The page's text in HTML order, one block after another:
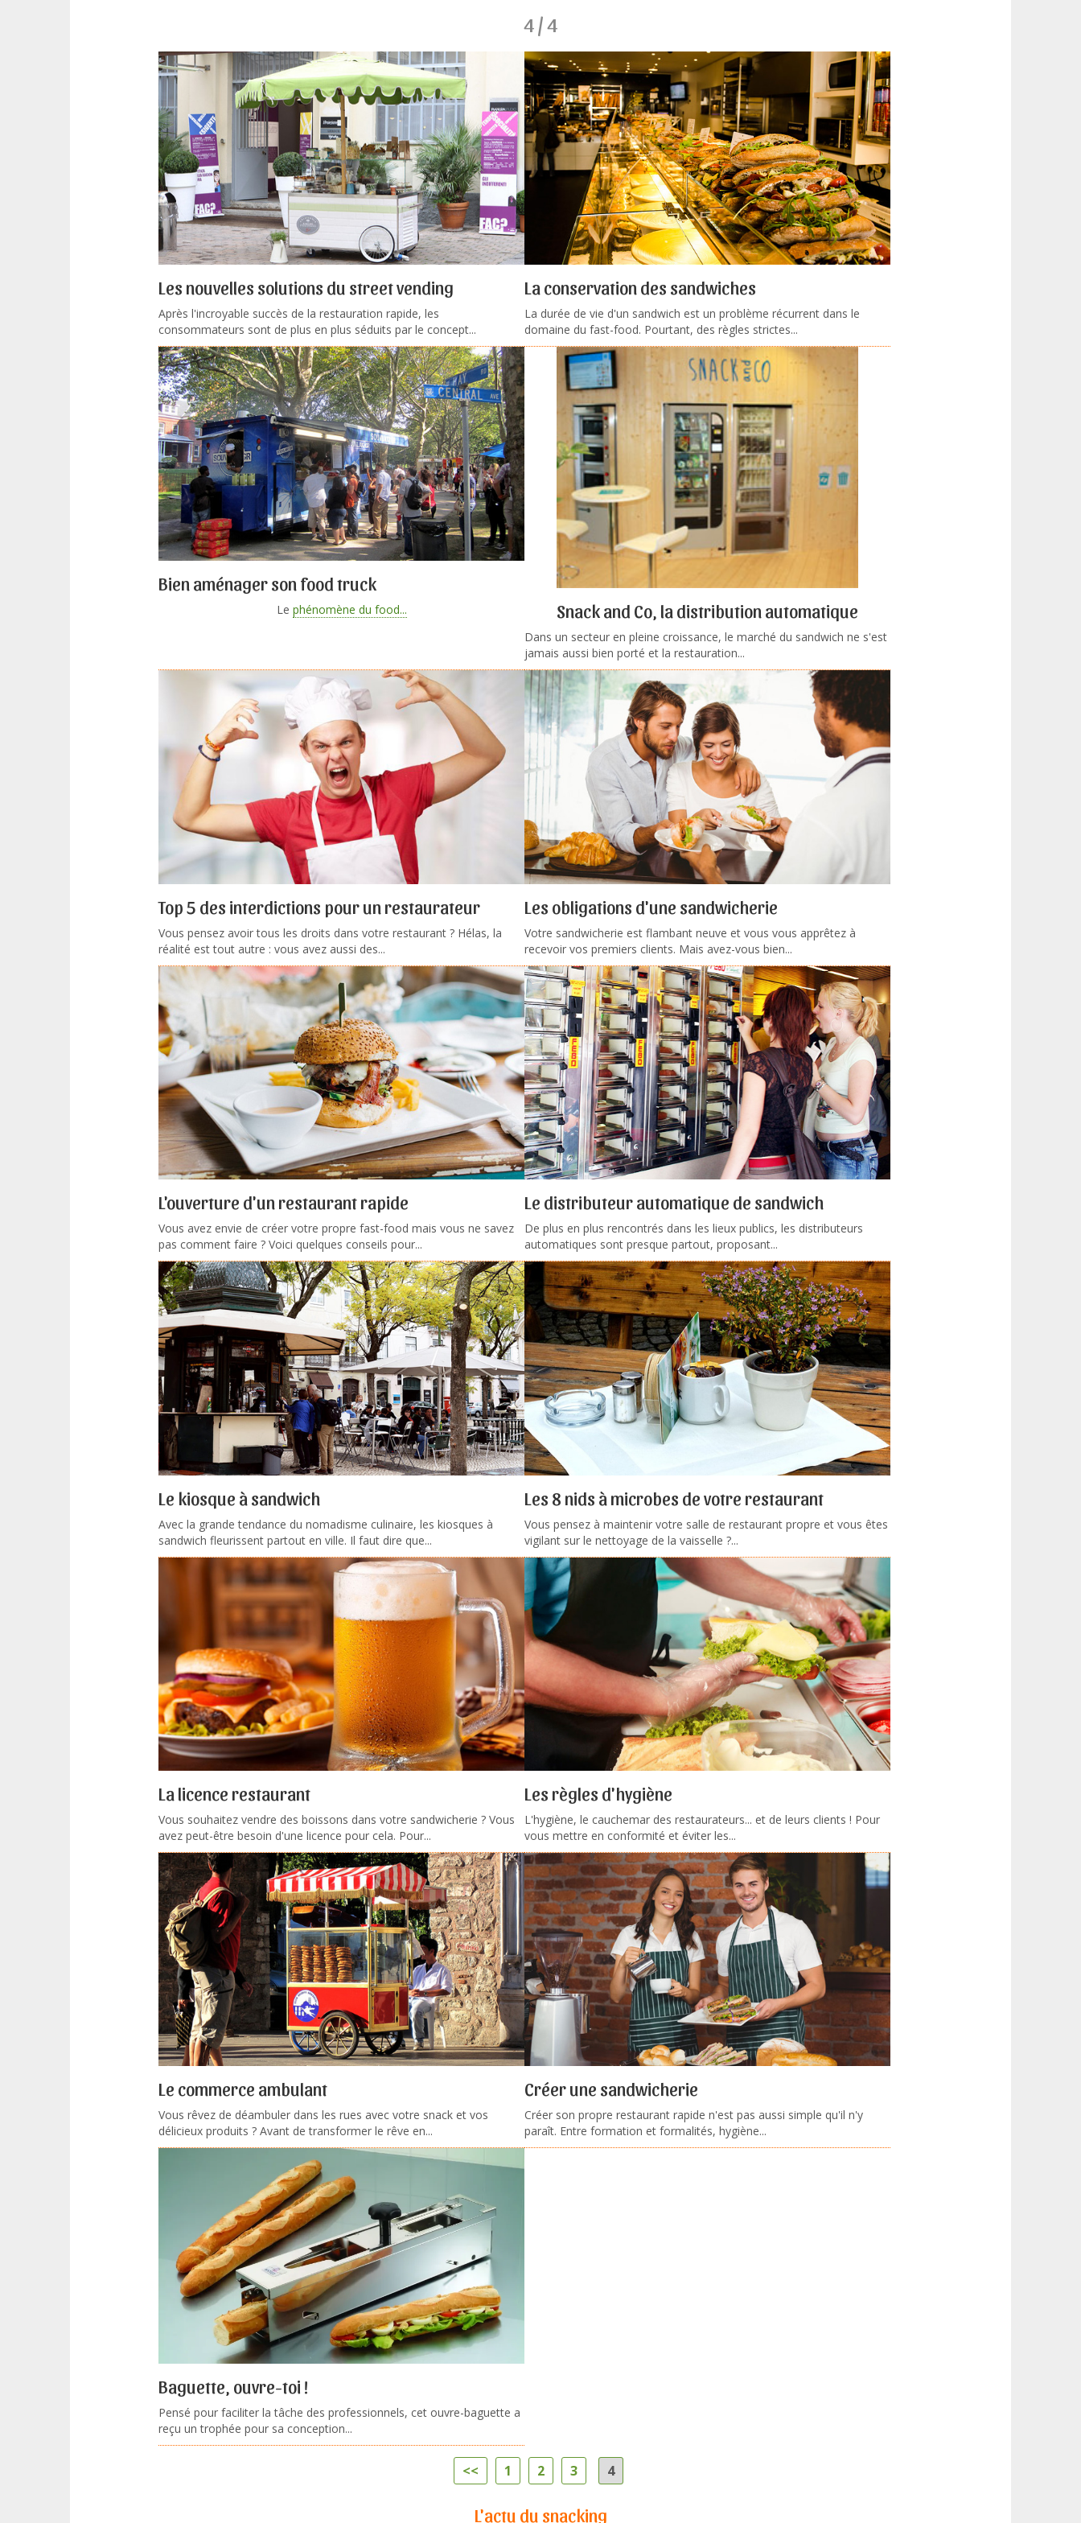
4 / 4
Les nouvelles solutions du street vending
Après l'incroyable succès de la restauration rapide, les
consommateurs sont de plus en plus séduits par le concept...
La conservation des sandwiches
La durée de vie d'un sandwich est un problème récurrent dans le
domaine du fast-food. Pourtant, des règles strictes...
Bien aménager son food truck
Le phénomène du food... Snack and Co, la distribution automatique
Dans un secteur en pleine croissance, le marché du sandwich ne s'est
jamais aussi bien porté et la restauration...
Top 5 des interdictions pour un restaurateur
Vous pensez avoir tous les droits dans votre restaurant ? Hélas, la
réalité est tout autre : vous avez aussi des...
Les obligations d'une sandwicherie
Votre sandwicherie est flambant neuve et vous vous apprêtez à
recevoir vos premiers clients. Mais avez-vous bien...
L'ouverture d'un restaurant rapide
Vous avez envie de créer votre propre fast-food mais vous ne savez
pas comment faire ? Voici quelques conseils pour...
Le distributeur automatique de sandwich
De plus en plus rencontrés dans les lieux publics, les distributeurs
automatiques sont presque partout, proposant...
Le kiosque à sandwich
Avec la grande tendance du nomadisme culinaire, les kiosques à
sandwich fleurissent partout en ville. Il faut dire que...
Les 8 nids à microbes de votre restaurant
Vous pensez à maintenir votre salle de restaurant propre et vous êtes
vigilant sur le nettoyage de la vaisselle ?...
La licence restaurant
Vous souhaitez vendre des boissons dans votre sandwicherie ? Vous
avez peut-être besoin d'une licence pour cela. Pour...
Les règles d'hygiène
L'hygiène, le cauchemar des restaurateurs... et de leurs clients ! Pour
vous mettre en conformité et éviter les...
Le commerce ambulant
Vous rêvez de déambuler dans les rues avec votre snack et vos
délicieux produits ? Avant de transformer le rêve en...
Créer une sandwicherie
Créer son propre restaurant rapide n'est pas aussi simple qu'il n'y
paraît. Entre formation et formalités, hygiène...
Baguette, ouvre-toi !
Pensé pour faciliter la tâche des professionnels, cet ouvre-baguette a
reçu un trophée pour sa conception...
<< 1 2 3 4
L'actu du snacking